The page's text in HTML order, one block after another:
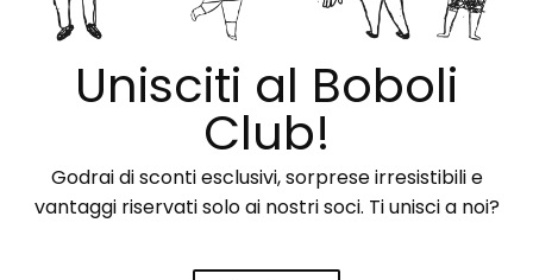
Unisciti al Boboli
Club!
Godrai di sconti esclusivi, sorprese irresistibili e
vantaggi riservati solo ai nostri soci. Ti unisci a noi?